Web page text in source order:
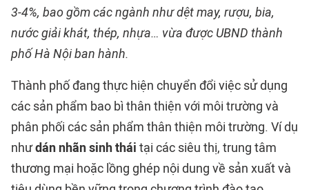
3-4%, bao gồm các ngành như dệt may, rượu, bia,
nước giải khát, thép, nhựa… vừa được UBND thành
phố Hà Nội ban hành.
Thành phố đang thực hiện chuyển đổi việc sử dụng
các sản phẩm bao bì thân thiện với môi trường và
phân phối các sản phẩm thân thiện môi trường. Ví dụ
nhưdán nhãn sinh thái tại các siêu thị, trung tâm
thương mại hoặc lồng ghép nội dung về sản xuất và